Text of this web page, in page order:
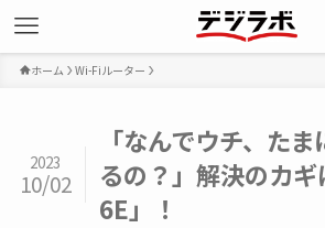
ホーム Wi-Fiルーター
「なんでウチ、た
るの？」解決のカ
6E」！
2023
10/02